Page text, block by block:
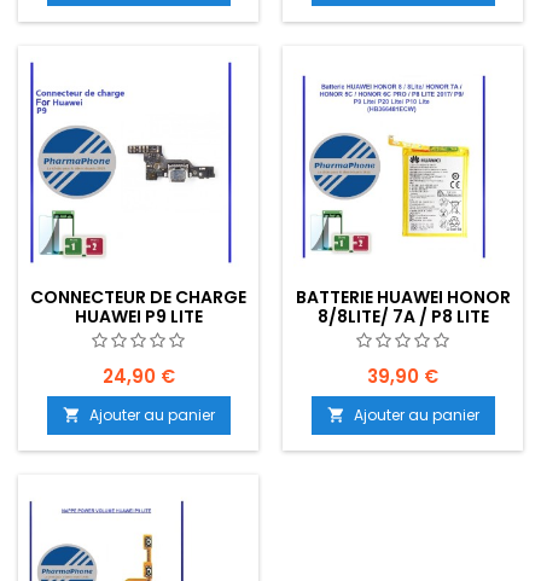
CONNECTEUR DE CHARGE
HUAWEI P9 LITE
EMPLACEMENT: Z2 R15 E18
24,90 €
 Ajouter au panier
BATTERIE HUAWEI HONOR
8/8LITE/ 7A / P8 LITE
2017/ P9/ P9 LITE/ P20
LITE/ P10 LITE
EMPLACEMENT: Z02-R10-
E09
39,90 €
 Ajouter au panier